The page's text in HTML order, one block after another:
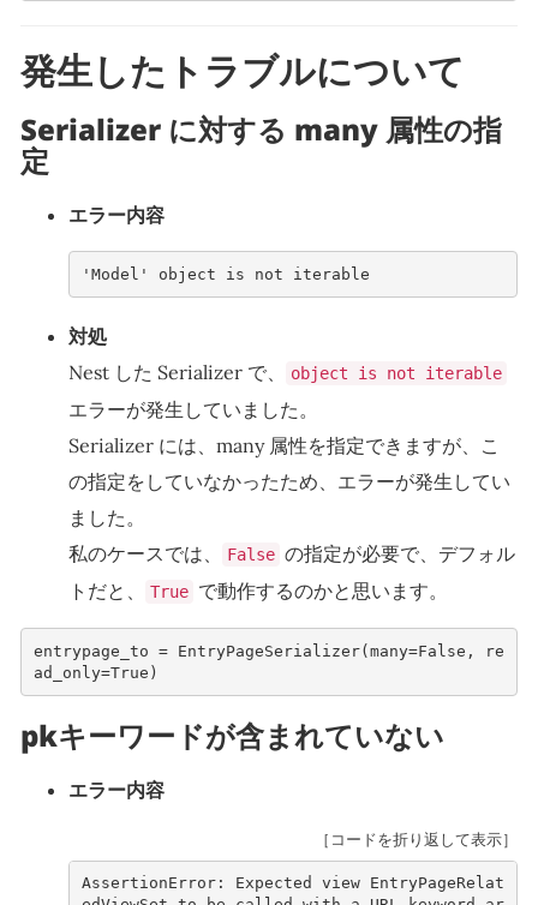
発生したトラブルについて
Serializer に対する many 属性の指
定
エラー内容
'Model' object is not iterable
対処
Nest した Serializer で、
object is not iterable
エラーが発生していました。
Serializer には、many 属性を指定できますが、こ
の指定をしていなかったため、エラーが発生してい
ました。
私のケースでは、
False の指定が必要で、デフォル
トだと、
True で動作するのかと思います。
entrypage_to = EntryPageSerializer(many=False ,
re
ad_only=True )
pkキーワードが含まれていない
エラー内容
［コードを折り返して表示］
AssertionError: Expected view EntryPageRelat